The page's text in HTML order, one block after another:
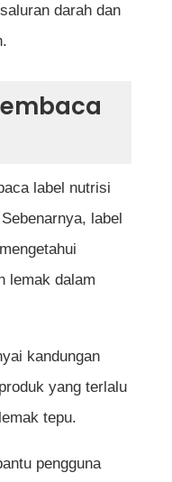
darah dan
label nutrisi
label
lemak dalam
kandungan
yang terlalu
tepu.
pengguna